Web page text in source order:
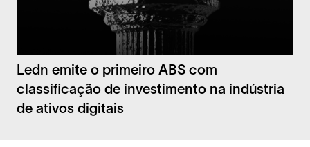
Ledn emite o primeiro ABS com
classificação de investimento na indústria
de ativos digitais